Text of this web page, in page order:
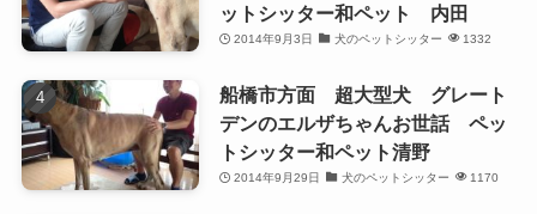
ットシッター和ペット 内田
2014年9月3日 犬のペットシッター 1332
船橋市方面 超大型犬 グレート
デンのエルザちゃんお世話 ペッ
トシッター和ペット清野
2014年9月29日 犬のペットシッター 1170